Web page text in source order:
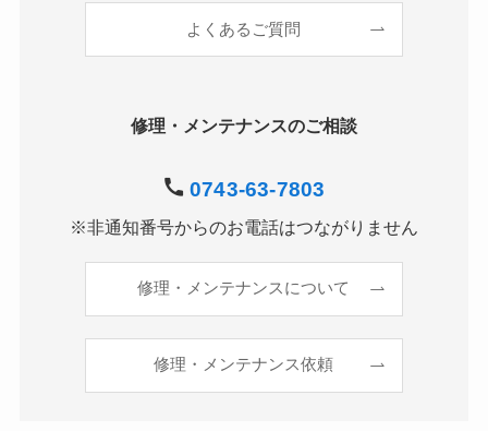
よくあるご質問
修理・メンテナンスのご相談
0743-63-7803
※非通知番号からのお電話はつながりません
修理・メンテナンスについて
修理・メンテナンス依頼